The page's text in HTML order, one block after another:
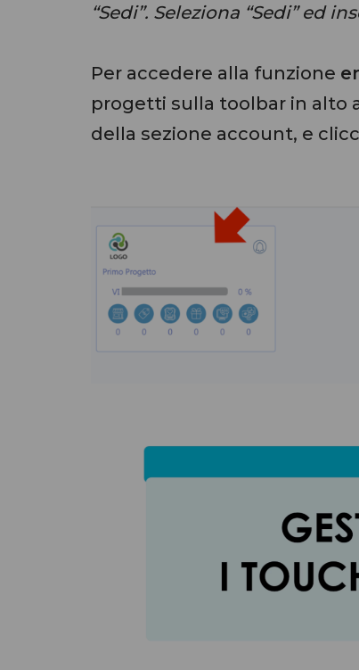
“Sedi”. Seleziona “Sedi” ed
Per accedere alla funzione
progetti sulla toolbar in alto
della sezione account, e